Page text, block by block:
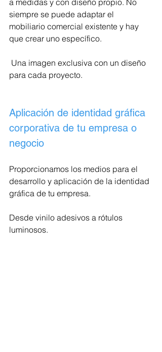
siempre se puede adaptar el
mobiliario comercial existente y hay
que crear uno específico.
para cada proyecto.
Aplicación de identidad gráfica
corporativa de tu empresa o
negocio
Proporcionamos los medios para el
desarrollo y aplicación de la identidad
gráfica de tu empresa.
Desde vinilo adesivos a rótulos
luminosos.